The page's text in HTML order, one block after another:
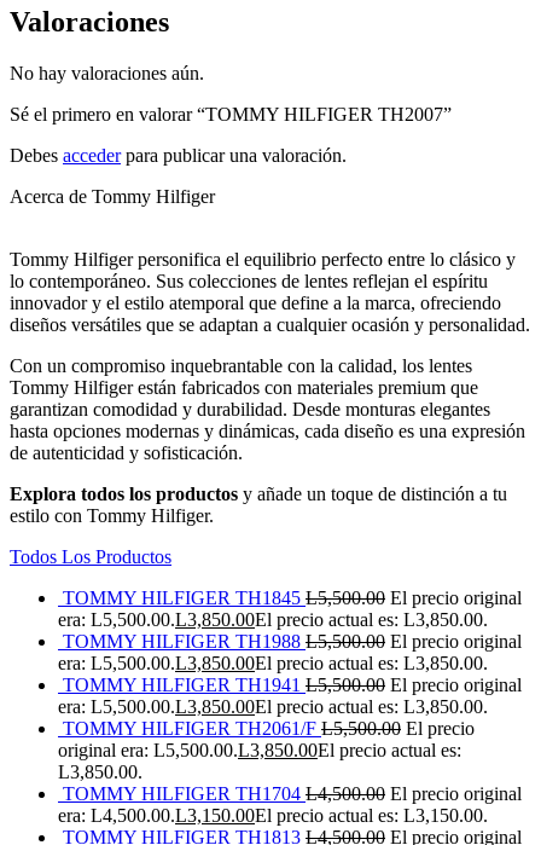
Valoraciones
No hay valoraciones aún.
Sé el primero en valorar “TOMMY HILFIGER TH2007”
Debes accederpara publicar una valoración.
Acerca de Tommy Hilfiger
Tommy Hilfiger personifica el equilibrio perfecto entre lo clásico y
lo contemporáneo. Sus colecciones de lentes reflejan el espíritu
innovador y el estilo atemporal que define a la marca, ofreciendo
diseños versátiles que se adaptan a cualquier ocasión y personalidad.
Con un compromiso inquebrantable con la calidad, los lentes
Tommy Hilfiger están fabricados con materiales premium que
garantizan comodidad y durabilidad. Desde monturas elegantes
hasta opciones modernas y dinámicas, cada diseño es una expresión
de autenticidad y sofisticación.
Explora todos los productos y añade un toque de distinción a tu
estilo con Tommy Hilfiger.
Todos Los Productos
TOMMY HILFIGER TH1845 L5,500.00 El precio original
era: L5,500.00.L3,850.00El precio actual es: L3,850.00.
TOMMY HILFIGER TH1988 L5,500.00 El precio original
era: L5,500.00.L3,850.00El precio actual es: L3,850.00.
TOMMY HILFIGER TH1941 L5,500.00 El precio original
era: L5,500.00.L3,850.00El precio actual es: L3,850.00.
TOMMY HILFIGER TH2061/F L5,500.00 El precio
original era: L5,500.00.L3,850.00El precio actual es:
L3,850.00.
TOMMY HILFIGER TH1704 L4,500.00 El precio original
era: L4,500.00.L3,150.00El precio actual es: L3,150.00.
TOMMY HILFIGER TH1813 L4,500.00 El precio original